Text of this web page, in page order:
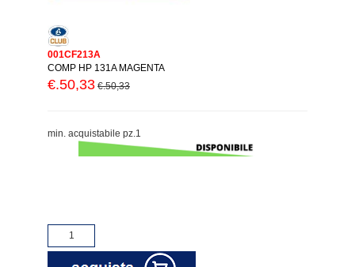
001CF213A
COMP HP 131A MAGENTA
€.50,33 €.50,33
min. acquistabile pz.1